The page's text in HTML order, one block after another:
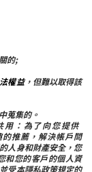
的;
權益，但難以取得該
蒐集的。
用：為了向您提供
的推薦，解決帳戶問
人身和財產安全，您
和您的客戶的個人資
受本隱私政策規定的